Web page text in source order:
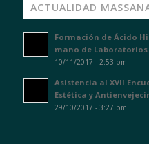
ACTUALIDAD
Formación de Ácido
mano de Laboratorios
10/11/2017 - 2:53 pm
Asistencia al XVII
Estética y
29/10/2017 - 3:27 pm